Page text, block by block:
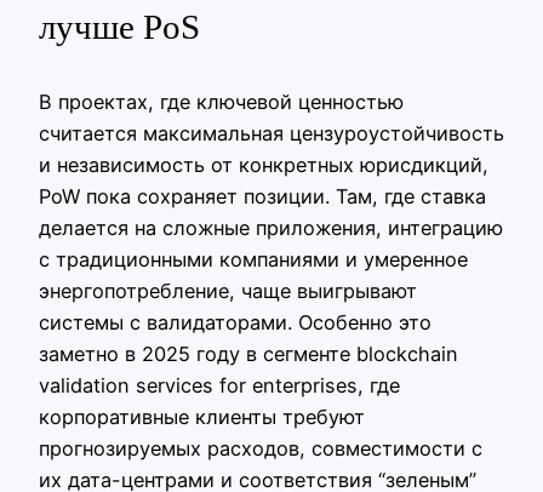
лучше PoS
В проектах, где ключевой ценностью
считается максимальная цензуроустойчивость
и независимость от конкретных юрисдикций,
PoW пока сохраняет позиции. Там, где ставка
делается на сложные приложения, интеграцию
с традиционными компаниями и умеренное
энергопотребление, чаще выигрывают
системы с валидаторами. Особенно это
заметно в 2025 году в сегменте blockchain
validation services for enterprises, где
корпоративные клиенты требуют
прогнозируемых расходов, совместимости с
их дата-центрами и соответствия “зеленым”